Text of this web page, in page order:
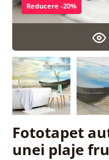
Fototapet
unei plaje
Reducere -20%